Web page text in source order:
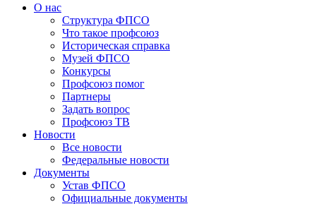
О нас
Структура ФПСО
Что такое профсоюз
Историческая справка
Музей ФПСО
Конкурсы
Профсоюз помог
Партнеры
Задать вопрос
Профсоюз ТВ
Новости
Все новости
Федеральные новости
Документы
Устав ФПСО
Официальные документы